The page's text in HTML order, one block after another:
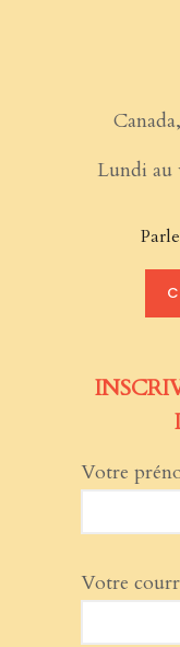
Lundi au
Votre
Votre